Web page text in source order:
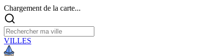
Chargement de la carte...
VILLES